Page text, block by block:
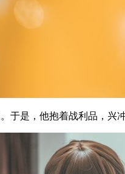
于是，他抱着战利品，兴